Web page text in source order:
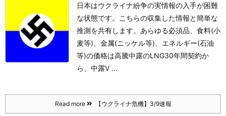
日本はウクライナ紛争の実情報の入手が困難
な状態です。こちらの収集した情報と簡単な
推測を共有します。 あらゆる必須品、食料(小
麦等)、金属(ニッケル等)、エネルギー(石油
等)の価格は高騰中露のLNG30年間契約か
ら、中露V ...
Read more 【ウクライナ危機】3/9速報